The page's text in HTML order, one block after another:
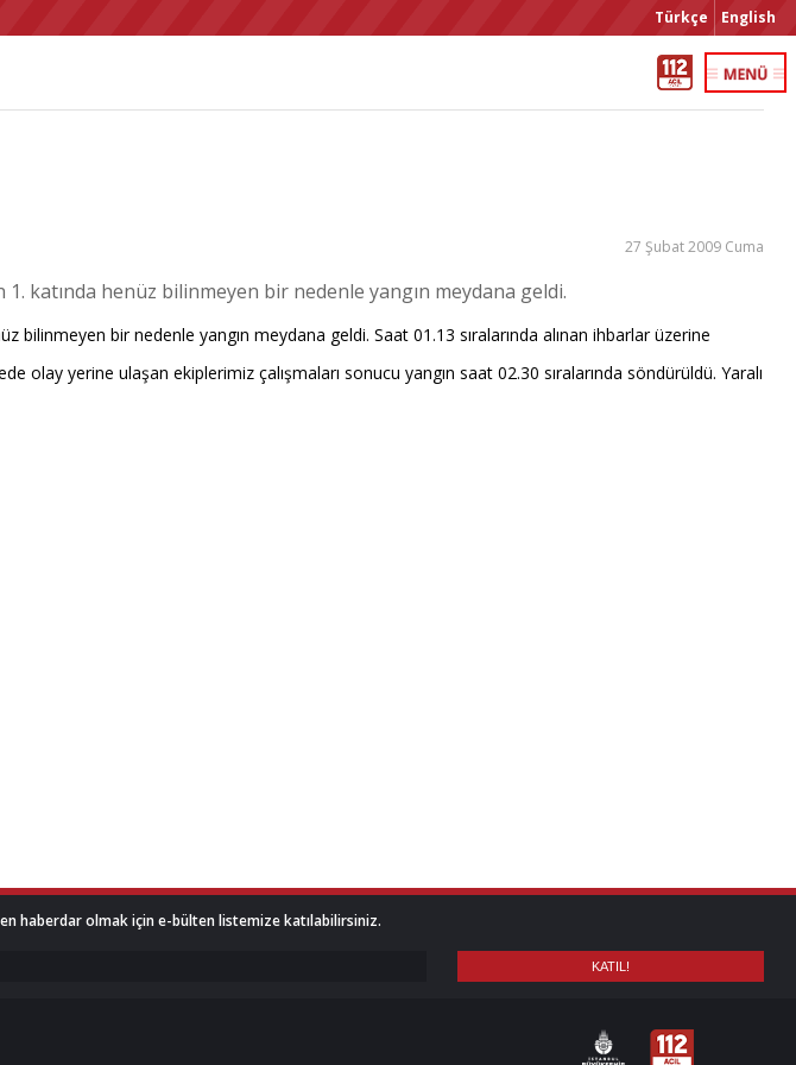
Türkçe English
27 Şubat 2009 Cuma
katında henüz bilinmeyen bir nedenle yangın meydana geldi.
bir nedenle yangın meydana geldi. Saat 01.13 sıralarında alınan ihbarlar üzerine
yerine ulaşan ekiplerimiz çalışmaları sonucu yangın saat 02.30 sıralarında söndürüldü. Yaralı
haberdar olmak için e-bülten listemize katılabilirsiniz.